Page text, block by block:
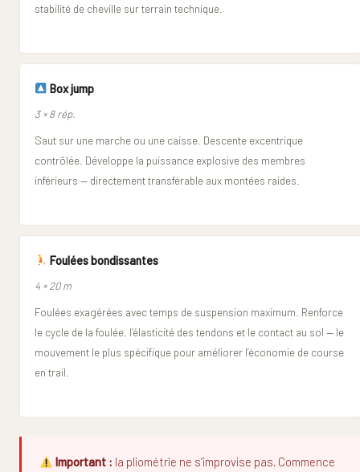
stabilité de cheville sur terrain technique.
Box jump
3 × 8 rép.
Saut sur une marche ou une caisse. Descente excentrique
contrôlée. Développe la puissance explosive des membres
inférieurs — directement transférable aux montées raides.
Foulées bondissantes
4 × 20 m
Foulées exagérées avec temps de suspension maximum. Renforce
le cycle de la foulée, l’élasticité des tendons et le contact au sol — le
mouvement le plus spécifique pour améliorer l’économie de course
en trail.
Important : la pliométrie ne s’improvise pas. Commence